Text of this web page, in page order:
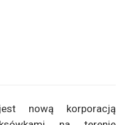
nową korporacją